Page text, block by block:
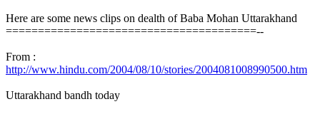
Here are some news clips on dealth of Baba Mohan Uttarakhand
=======================================--
From :
http://www.hindu.com/2004/08/10/stories/2004081008990500.htm
Uttarakhand bandh today